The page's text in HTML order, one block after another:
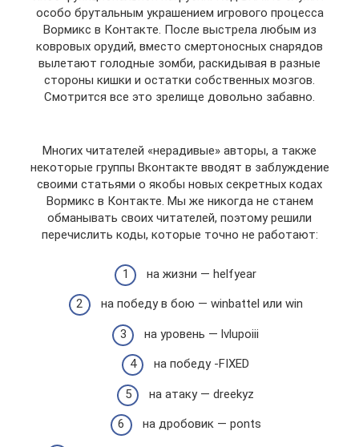
особо брутальным украшением игрового процесса
Вормикс в Контакте. После выстрела любым из
ковровых орудий, вместо смертоносных снарядов
вылетают голодные зомби, раскидывая в разные
стороны кишки и остатки собственных мозгов.
Смотрится все это зрелище довольно забавно.
Многих читателей «нерадивые» авторы, а также
некоторые группы Вконтакте вводят в заблуждение
своими статьями о якобы новых секретных кодах
Вормикс в Контакте. Мы же никогда не станем
обманывать своих читателей, поэтому решили
перечислить коды, которые точно не работают:
на жизни — helfyear
на победу в бою — winbattel или win
на уровень — lvlupoiii
на победу -FIXED
на атаку — dreekyz
на дробовик — ponts